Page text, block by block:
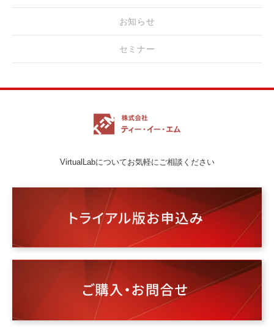
お知らせ
セミナー
VirtualLabについてお気軽にご相談ください